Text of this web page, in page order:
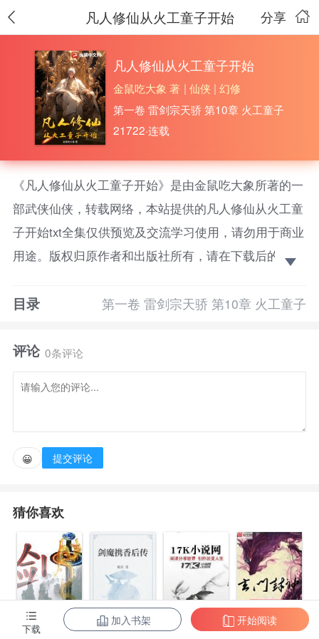
分享
凡人修仙从火工童子开始
凡人修仙从火工童子开始
金鼠吃大象 著 | 仙侠 | 幻修
第一卷 雷剑宗天骄 第10章 火工童子
21722·连载
《凡人修仙从火工童子开始》是由金鼠吃大象所著的一
部武侠仙侠，转载网络，本站提供的凡人修仙从火工童
子开始txt全集仅供预览及交流学习使用，请勿用于商业
用途。版权归原作者和出版社所有，请在下载后的24小
九岁的龙飞重生，获得剑圣传承，立志斩妖除魔，护九
九十九次的失败，千锤百炼，一飞冲天！战天骄，斗
强豪，诛妖魔，被万里追杀的龙飞，百年后一统三界，
目录 第一卷 雷剑宗天骄 第10章 火工童子
评论 0条评论
😀 提交评论
猜你喜欢
剑指魔界
剑魔携香后传
神龙诀之九龙
玄门封神
下载
加入书架 开始阅读